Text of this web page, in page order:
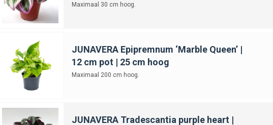
Maximaal 30 cm hoog.
JUNAVERA Epipremnum ‘Marble Queen’ |
12 cm pot | 25 cm hoog
Maximaal 200 cm hoog.
JUNAVERA Tradescantia purple heart |